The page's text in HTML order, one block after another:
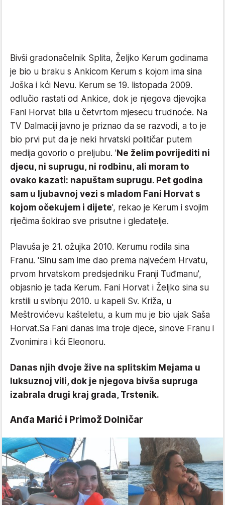
Bivši gradonačelnik Splita, Željko Kerum godinama
je bio u braku s Ankicom Kerum s kojom ima sina
Joška i kći Nevu. Kerum se 19. listopada 2009.
odlučio rastati od Ankice, dok je njegova djevojka
Fani Horvat bila u četvrtom mjesecu trudnoće. Na
TV Dalmaciji javno je priznao da se razvodi, a to je
bio prvi put da je neki hrvatski političar putem
medija govorio o preljubu. 'Ne želim povrijediti ni
djecu, ni suprugu, ni rodbinu, ali moram to
ovako kazati: napuštam suprugu. Pet godina
sam u ljubavnoj vezi s mladom Fani Horvat s
kojom očekujem i dijete', rekao je Kerum i svojim
riječima šokirao sve prisutne i gledatelje.
Plavuša je 21. ožujka 2010. Kerumu rodila sina
Franu. 'Sinu sam ime dao prema najvećem Hrvatu,
prvom hrvatskom predsjedniku Franji Tuđmanu',
objasnio je tada Kerum. Fani Horvat i Željko sina su
krstili u svibnju 2010. u kapeli Sv. Križa, u
Meštrovićevu kašteletu, a kum mu je bio ujak Saša
Horvat.Sa Fani danas ima troje djece, sinove Franu i
Zvonimira i kći Eleonoru.
Danas njih dvoje žive na splitskim Mejama u
luksuznoj vili, dok je njegova bivša supruga
izabrala drugi kraj grada, Trstenik.
Anđa Marić i Primož Dolničar